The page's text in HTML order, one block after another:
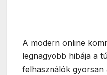
A modern online
legnagyobb hibája a
felhasználók gyorsan